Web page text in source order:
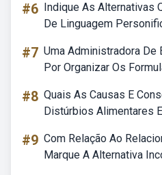
#6 Indique As Alternativas
De Linguagem
#7 Uma Administradora
Por Organizar Os
#8 Quais As Causas E
Distúrbios Alimentares
#9 Com Relação Ao
Marque A Alternativa